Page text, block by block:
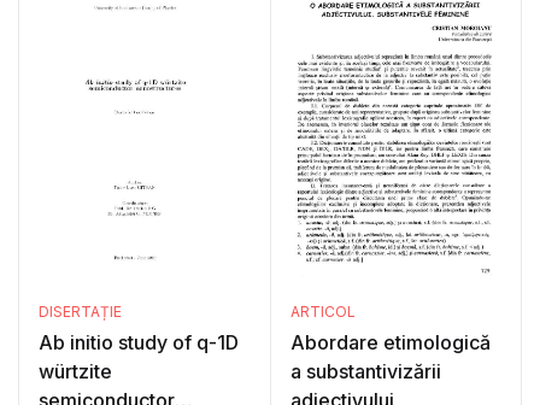
DISERTAȚIE
Ab initio study of q-1D
würtzite
semiconductor
ARTICOL
Abordare etimologică
a substantivizării
adjectivului